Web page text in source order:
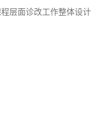
层面诊改工作整体设